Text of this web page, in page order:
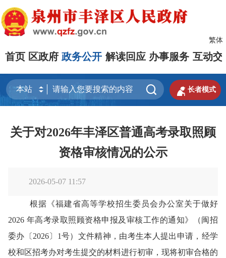
繁体
首页 区政府 政务公开 解读回应 办事服务 互动交
  长者模式
关于对2026年丰泽区普通高考录取照顾
资格审核情况的公示
2026-05-07 11:57
根据《福建省高等学校招生委员会办公室关于做好
2026 年高考录取照顾资格申报及审核工作的通知》（闽招
委办〔2026〕1号）文件精神，由考生本人提出申请，经学
校和区招考办对考生提交的材料进行初审，现将初审合格的